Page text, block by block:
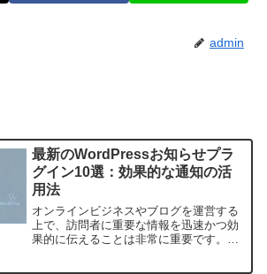
admin
最新のWordPressお知らせプラ
グイン10選：効果的な通知の活
用法
オンラインビジネスやブログを運営する
上で、訪問者に重要な情報を迅速かつ効
果的に伝えることは非常に重要です。そ